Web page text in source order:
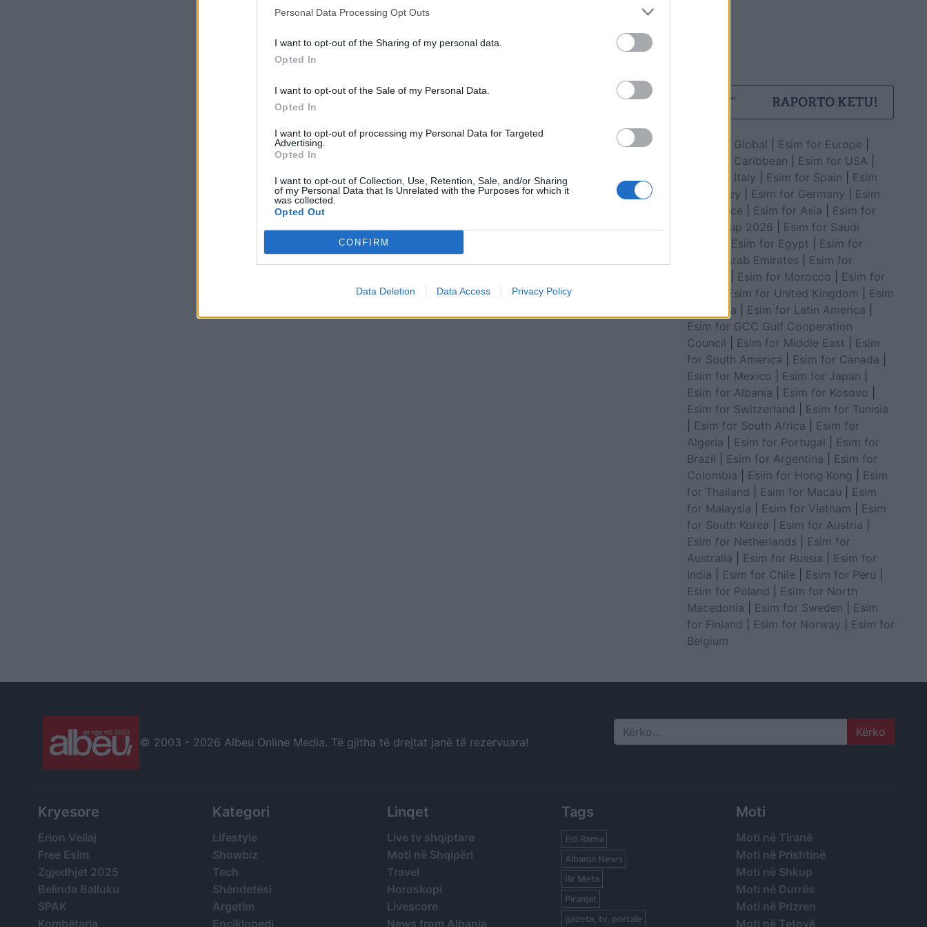
Personal Data Processing Opt Outs
I want to opt-out of the Sharing of my personal data.
Opted In
I want to opt-out of the Sale of my Personal Data.
Opted In
I want to opt-out of processing my Personal Data for Targeted
Advertising.
Opted In
I want to opt-out of Collection, Use, Retention, Sale, and/or Sharing
of my Personal Data that Is Unrelated with the Purposes for which it
was collected.
Opted Out
CONFIRM
Data Deletion Data Access Privacy Policy
Esim for Global Esim for Europe
Esim for Caribbean
Esim for USA
Esim for Italy
Esim for Spain
Esim
for Turkey
Esim for Germany
Esim
for Greece
Esim for Asia
Esim for
World Cup 2026
Esim for Saudi
Esim for Egypt
Esim for
United Arab Emirates
Esim for
Esim for Morocco
Esim for
Esim for United Kingdom
Esim
for Africa
Esim for Latin America
Esim for GCC Gulf Cooperation
Council
Esim for Middle East
Esim
for South America
Esim for Canada
Esim for Mexico
Esim for Japan
Esim for Albania
Esim for Kosovo
Esim for Switzerland
Esim for Tunisia
Esim for South Africa
Esim for
Algeria
Esim for Portugal
Esim for
Brazil
Esim for Argentina
Esim for
Colombia
Esim for Hong Kong
Esim
for Thailand
Esim for Macau
Esim
for Malaysia
Esim for Vietnam
Esim
for South Korea
Esim for Austria
Esim for Netherlands
Esim for
Australia
Esim for Russia
Esim for
India
Esim for Chile Esim for Peru
Esim for Poland
Esim for North
Macedonia
Esim for Sweden
Esim
for Finland
Esim for Norway
Esim for
Belgium
© 2003 - 2026 Albeu Online Media. Të gjitha të drejtat janë të rezervuara! Search
Kryesore
Erion Veliaj
Free Esim
Zgjedhjet 2025
Belinda Balluku
SPAK
Kombëtarja
Kategori
Lifestyle
Showbiz
Tech
Shëndetësi
Argetim
Enciklopedi
Linqet
Live tv shqiptare
Moti në Shqipëri
Travel
Horoskopi
Livescore
News from Albania
Tags
Edi Rama
Albania News
Ilir Meta
Piranjat
gazeta, tv, portale
Moti
Moti në Tiranë
Moti në Prishtinë
Moti në Shkup
Moti në Durrës
Moti në Prizren
Moti në Tetovë